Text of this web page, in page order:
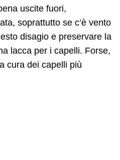
uscite fuori,
soprattutto se c’è vento
disagio e preservare la
lacca per i capelli. Forse,
cura dei capelli più